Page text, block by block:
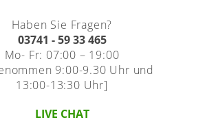
Haben Sie Fragen?
03741 - 59 33 465
Mo- Fr: 07:00 – 19:00
9:00-9.30 Uhr und
13:00-13:30 Uhr]
LIVE CHAT